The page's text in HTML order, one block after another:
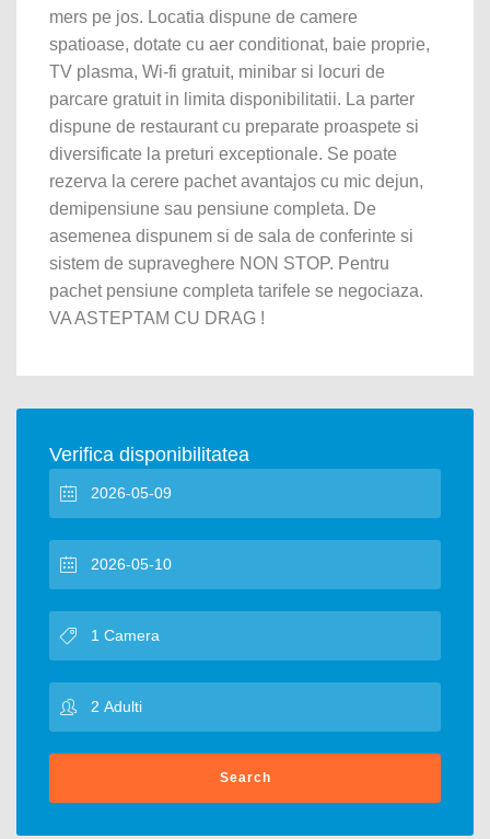
mers pe jos. Locatia dispune de camere
spatioase, dotate cu aer conditionat, baie proprie,
TV plasma, Wi-fi gratuit, minibar si locuri de
parcare gratuit in limita disponibilitatii. La parter
dispune de restaurant cu preparate proaspete si
diversificate la preturi exceptionale. Se poate
rezerva la cerere pachet avantajos cu mic dejun,
demipensiune sau pensiune completa. De
asemenea dispunem si de sala de conferinte si
sistem de supraveghere NON STOP. Pentru
pachet pensiune completa tarifele se negociaza.
VA ASTEPTAM CU DRAG !
Verifica disponibilitatea
Search